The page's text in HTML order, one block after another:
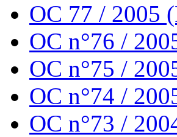
OC 77 / 2005
OC n°76 /
OC n°75 /
OC n°74 /
OC n°73 /